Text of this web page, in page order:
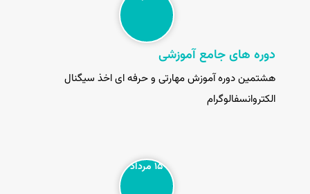
دوره های جامع آموزشی
هشتمین دوره آموزش مهارتی و حرفه ای اخذ سیگنال
الکتروانسفالوگرام
۱۵ مرداد